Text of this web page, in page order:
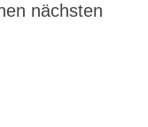
nächsten